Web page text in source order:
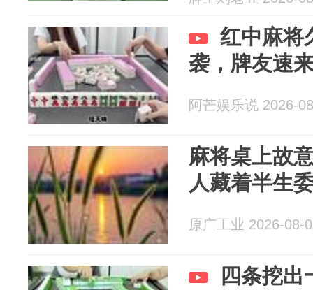
红中麻将
袭，牌友速
阿芒娱乐说 2026-
麻将桌上故
人藏着半生
原广工业 2026-08-
四条挖